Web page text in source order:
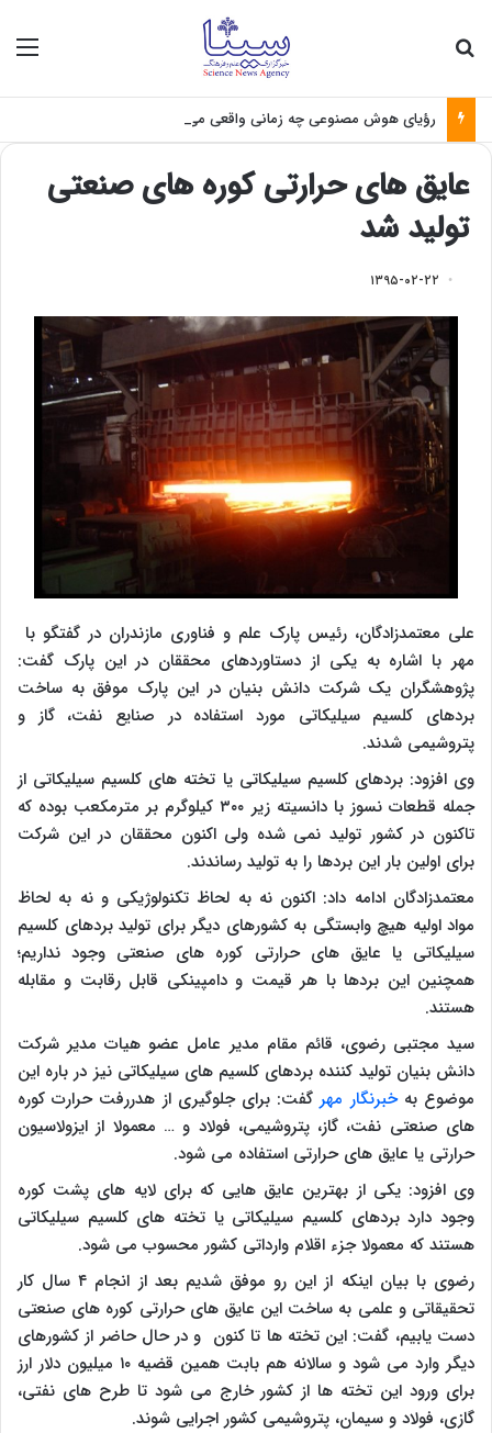
رؤیای هوش مصنوعی چه زمانی واقعی می‌شود؟
عایق های حرارتی کوره های صنعتی
تولید شد
۱۳۹۵-۰۲-۲۲
علی معتمدزادگان، رئیس پارک علم و فناوری مازندران در گفتگو با
مهر با اشاره به یکی از دستاوردهای محققان در این پارک گفت:
پژوهشگران یک شرکت دانش بنیان در این پارک موفق به ساخت
بردهای کلسیم سیلیکاتی مورد استفاده در صنایع نفت، گاز و
پتروشیمی شدند.
وی افزود: بردهای کلسیم سیلیکاتی یا تخته های کلسیم سیلیکاتی از
جمله قطعات نسوز با دانسیته زیر ۳۰۰ کیلوگرم بر مترمکعب بوده که
تاکنون در کشور تولید نمی شده ولی اکنون محققان در این شرکت
برای اولین بار این بردها را به تولید رساندند.
معتمدزادگان ادامه داد: اکنون نه به لحاظ تکنولوژیکی و نه به لحاظ
مواد اولیه هیچ وابستگی به کشورهای دیگر برای تولید بردهای کلسیم
سیلیکاتی یا عایق های حرارتی کوره های صنعتی وجود نداریم؛
همچنین این بردها با هر قیمت و دامپینکی قابل رقابت و مقابله
هستند.
سید مجتبی رضوی، قائم مقام مدیر عامل عضو هیات مدیر شرکت
دانش بنیان تولید کننده بردهای کلسیم های سیلیکاتی نیز در باره این
موضوع بهخبرنگار مهر گفت: برای جلوگیری از هدررفت حرارت کوره
های صنعتی نفت، گاز، پتروشیمی، فولاد و … معمولا از ایزولاسیون
حرارتی یا عایق های حرارتی استفاده می شود.
وی افزود: یکی از بهترین عایق هایی که برای لایه های پشت کوره
وجود دارد بردهای کلسیم سیلیکاتی یا تخته های کلسیم سیلیکاتی
هستند که معمولا جزء اقلام وارداتی کشور محسوب می شود.
رضوی با بیان اینکه از این رو موفق شدیم بعد از انجام ۴ سال کار
تحقیقاتی و علمی به ساخت این عایق های حرارتی کوره های صنعتی
دست یابیم، گفت: این تخته ها تا کنون و در حال حاضر از کشورهای
دیگر وارد می شود و سالانه هم بابت همین قضیه ۱۰ میلیون دلار ارز
برای ورود این تخته ها از کشور خارج می شود تا طرح های نفتی،
گازی، فولاد و سیمان، پتروشیمی کشور اجرایی شوند.